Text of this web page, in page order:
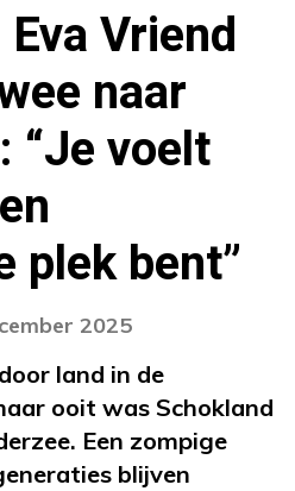
Vriend
naar
“Je voelt
plek bent”
2025
land in de
ooit was Schokland
Een zompige
blijven